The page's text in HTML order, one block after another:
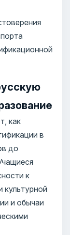
как
в
до
к
культурной
и обычаи